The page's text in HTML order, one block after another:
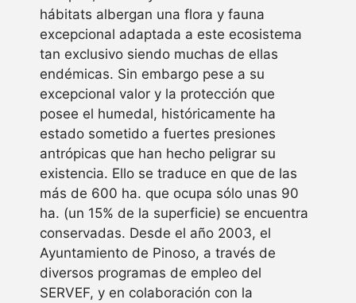
hábitats albergan una flora y fauna
excepcional adaptada a este ecosistema
tan exclusivo siendo muchas de ellas
endémicas. Sin embargo pese a su
excepcional valor y la protección que
posee el humedal, históricamente ha
estado sometido a fuertes presiones
antrópicas que han hecho peligrar su
existencia. Ello se traduce en que de las
más de 600 ha. que ocupa sólo unas 90
ha. (un 15% de la superficie) se encuentra
conservadas. Desde el año 2003, el
Ayuntamiento de Pinoso, a través de
diversos programas de empleo del
SERVEF, y en colaboración con la